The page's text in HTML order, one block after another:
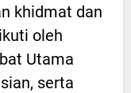
khidmat dan
oleh
Utama
serta